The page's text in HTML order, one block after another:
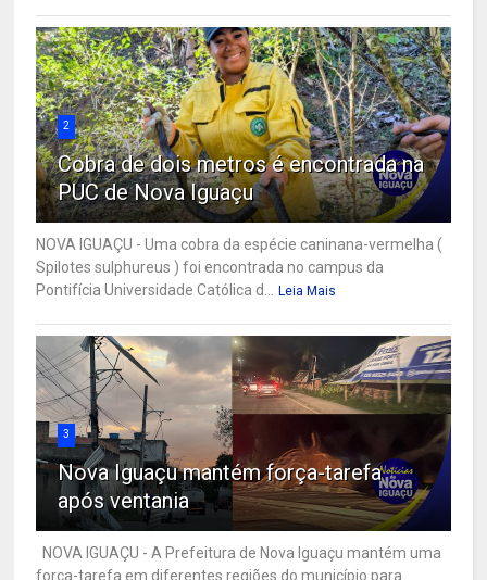
2
Cobra de dois metros é encontrada na
PUC de Nova Iguaçu
NOVA IGUAÇU - Uma cobra da espécie caninana-vermelha (
Spilotes sulphureus ) foi encontrada no campus da
Pontifícia Universidade Católica d...
Leia Mais
3
Nova Iguaçu mantém força-tarefa
após ventania
NOVA IGUAÇU - A Prefeitura de Nova Iguaçu mantém uma
força-tarefa em diferentes regiões do município para